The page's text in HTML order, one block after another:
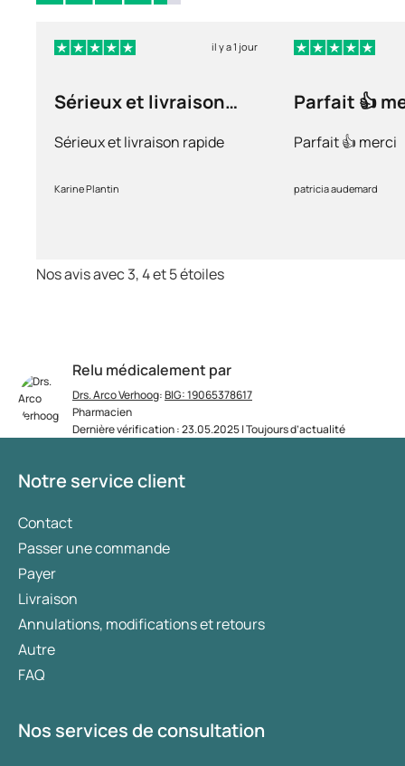
Relu médicalement par
Drs. Arco Verhoog:BIG: 19065378617
Pharmacien
Dernière vérification : 23.05.2025 | Toujours d’actualité
il y a 1 jour
Sérieux et livraison
Sérieux et livraison rapide
Karine Plantin
Parfait 👍
Parfait 👍 merci
patricia audemard
Nos avis avec 3, 4 et 5 étoiles
Notre service client
Contact
Passer une commande
Payer
Livraison
Annulations, modifications et retours
Autre
FAQ
Nos services de consultation